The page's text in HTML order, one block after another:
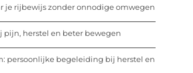
je rijbewijs zonder onnodige omwegen
pijn, herstel en beter bewegen
persoonlijke begeleiding bij herstel en